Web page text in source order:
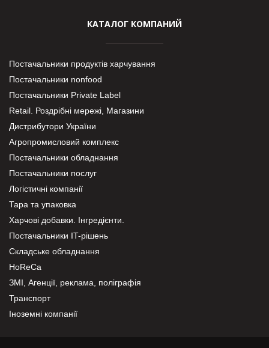
КАТАЛОГ КОМПАНИЙ
Постачальники продуктів харчування
Постачальники nonfood
Постачальники Private Label
Retail. Роздрібні мережі, Магазини
Дистрибутори України
Агропромисловий комплекс
Постачальники обладнання
Постачальники послуг
Логістичні компанії
Тара та упаковка
Харчові добавки. Інгредієнти.
Постачальники IT-рішень
Складське обладнання
HoReCa
ЗМІ, Агенції, реклама, поліграфія
Транспорт
Іноземні компанії